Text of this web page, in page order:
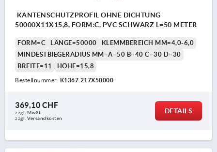
KANTENSCHUTZPROFIL OHNE DICHTUNG
50000X11X15,8, FORM:C, PVC SCHWARZ L=50 METER
FORM=C LÄNGE=50000
KLEMMBEREICH MM=4,0-6,0
MINDESTBIEGERADIUS MM=A=50 B=40 C=30 D=30
BREITE=11
HÖHE=15,8
Bestellnummer: K1367.217X50000
369,10 CHF
zzgl. MwSt.
zzgl. Versandkosten
DETAILS